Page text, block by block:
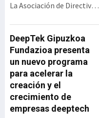
La Asociación de Directivos
(Adype) ha celebrado un
encuentro con Alberto
García Erauzkin,
expresidente de Euskaltel,
bajo el título ‘Euskaltel:
construir, negociar y
decidir en una compañía
estratégica’. Durante su
intervención, el directivo
DeepTek Gipuzkoa
Fundazioa presenta
un nuevo programa
para acelerar la
creación y el
crecimiento de
empresas deeptech